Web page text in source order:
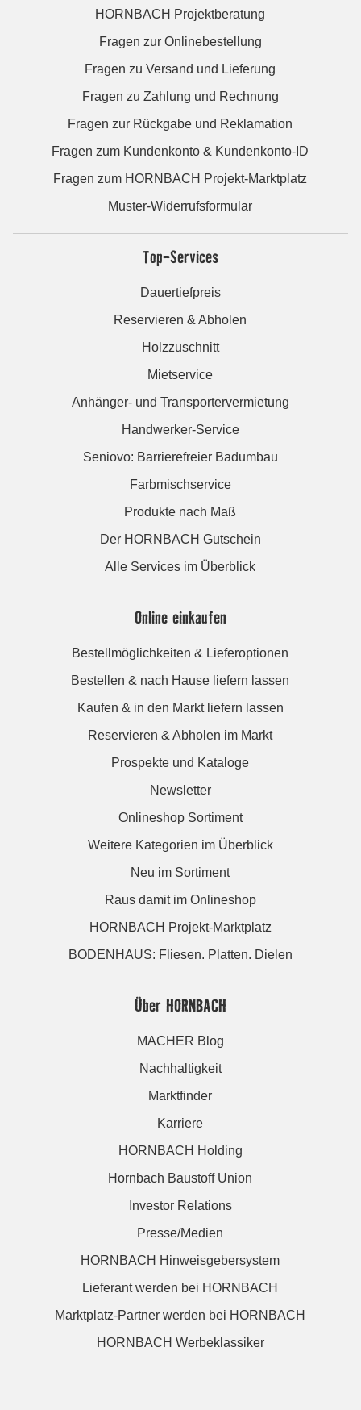
HORNBACH Projektberatung
Fragen zur Onlinebestellung
Fragen zu Versand und Lieferung
Fragen zu Zahlung und Rechnung
Fragen zur Rückgabe und Reklamation
Fragen zum Kundenkonto & Kundenkonto-ID
Fragen zum HORNBACH Projekt-Marktplatz
Muster-Widerrufsformular
Top-Services
Dauertiefpreis
Reservieren & Abholen
Holzzuschnitt
Mietservice
Anhänger- und Transportervermietung
Handwerker-Service
Seniovo: Barrierefreier Badumbau
Farbmischservice
Produkte nach Maß
Der HORNBACH Gutschein
Alle Services im Überblick
Online einkaufen
Bestellmöglichkeiten & Lieferoptionen
Bestellen & nach Hause liefern lassen
Kaufen & in den Markt liefern lassen
Reservieren & Abholen im Markt
Prospekte und Kataloge
Newsletter
Onlineshop Sortiment
Weitere Kategorien im Überblick
Neu im Sortiment
Raus damit im Onlineshop
HORNBACH Projekt-Marktplatz
BODENHAUS: Fliesen. Platten. Dielen
Über HORNBACH
MACHER Blog
Nachhaltigkeit
Marktfinder
Karriere
HORNBACH Holding
Hornbach Baustoff Union
Investor Relations
Presse/Medien
HORNBACH Hinweisgebersystem
Lieferant werden bei HORNBACH
Marktplatz-Partner werden bei HORNBACH
HORNBACH Werbeklassiker